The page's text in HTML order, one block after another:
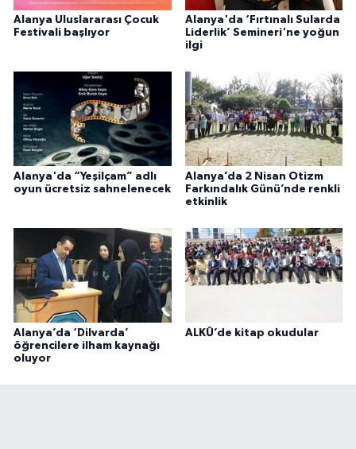
Alanya Uluslararası Çocuk
Festivali başlıyor
Alanya'da ‘Fırtınalı Sularda
Liderlik’ Semineri'ne yoğun
ilgi
Alanya'da “Yeşilçam” adlı
oyun ücretsiz sahnelenecek
Alanya’da 2 Nisan Otizm
Farkındalık Günü’nde renkli
etkinlik
Alanya’da ‘Dilvarda’
öğrencilere ilham kaynağı
oluyor
ALKÜ’de kitap okudular